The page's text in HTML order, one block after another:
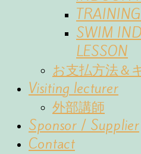
SWIM
LESSON
お支払方法＆
Visiting lecturer
外部講師
Sponsor / Supplier
Contact